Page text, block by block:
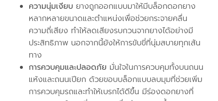
ความนุ่มเงียบ ยางถูกออกแบบมาให้มีบล็อกดอกยาง
หลากหลายขนาดและตำแหน่งเพื่อช่วยกระจายคลื่น
ความถี่เสียง ทำให้ลดเสียงรบกวนจากยางได้อย่างมี
ประสิทธิภาพ นอกจากนี้ยังให้การขับขี่ที่นุ่มสบายทุกเส้น
ทาง
การควบคุมและปลอดภัย มั่นใจในการควบคุมทั้งบนถนน
แห้งและถนนเปียก ด้วยขอบบล็อกแบบลบมุมที่ช่วยเพิ่ม
การควบคุมรถและทำให้เบรกได้ดีขึ้น มีร่องดอกยางที่